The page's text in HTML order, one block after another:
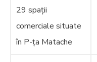
29 spații
comerciale situate
în P-ța Matache